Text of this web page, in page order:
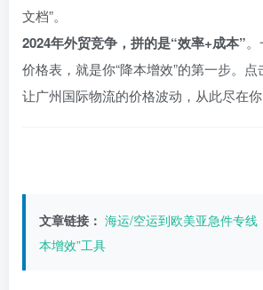
文档”。
2024年外贸竞争，拼的是“效率+成本”
价格表，就是你“降本增效”的第一步。点
让广州国际物流的价格波动，从此尽在
文章链接： 海运/空运到欧美亚急件专线
本增效”工具